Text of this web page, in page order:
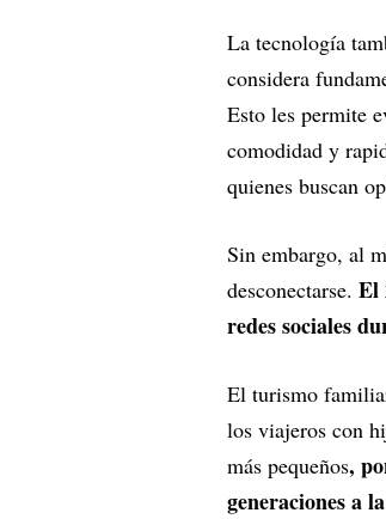
La tecnología
considera
Esto les permite
comodidad y
quienes buscan
Sin embargo, al
desconectarse. El
redes sociales
El turismo
los viajeros con
más pequeños,
generaciones a